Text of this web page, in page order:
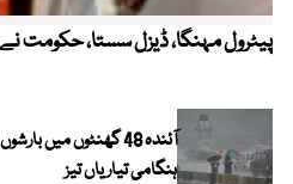
پیٹرول مہنگا، ڈیزل سستا، حکومت
آئندہ 48 گھنٹوں میں
ہنگامی تیاریاں تیز